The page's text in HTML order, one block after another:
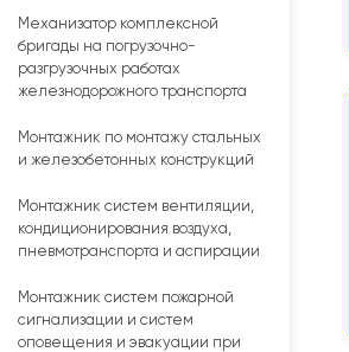
Механизатор комплексной
бригады на погрузочно-
разгрузочных работах
железнодорожного транспорта
Монтажник по монтажу стальных
и железобетонных конструкций
Монтажник систем вентиляции,
кондиционирования воздуха,
пневмотранспорта и аспирации
Монтажник систем пожарной
сигнализации и систем
оповещения и эвакуации при